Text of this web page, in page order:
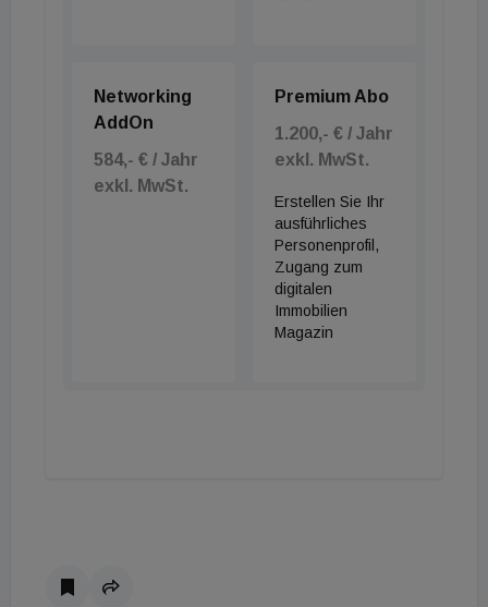
Networking
AddOn
584,- € / Jahr
exkl. MwSt.
Premium Abo
1.200,- € / Jahr
exkl. MwSt.
Erstellen Sie Ihr
ausführliches
Personenprofil,
Zugang zum
digitalen
Immobilien
Magazin